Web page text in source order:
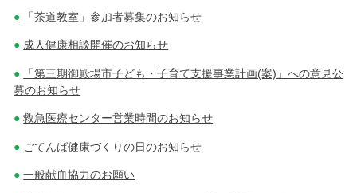
「茶道教室」参加者募集のお知らせ
成人健康相談開催のお知らせ
「第三期御殿場市子ども・子育て支援事業計画(案)」への意見公
募のお知らせ
救急医療センター営業時間のお知らせ
ごてんば健康づくりの日のお知らせ
一般献血協力のお願い